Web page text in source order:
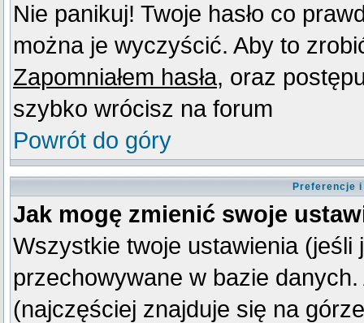
Nie panikuj! Twoje hasło co
można je wyczyścić. Aby to
Zapomniałem hasła, oraz
szybko wrócisz na forum
Powrót do góry
Preferencje
Jak mogę zmienić swoje
Wszystkie twoje ustawienia
przechowywane w bazie
(najczęściej znajduje się na